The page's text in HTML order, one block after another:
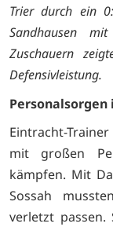
Trier durch ein
Sandhausen
Zuschauern
Defensivleistung.
Eintracht-
mit großen
kämpfen. Mit
Sossah
verletzt